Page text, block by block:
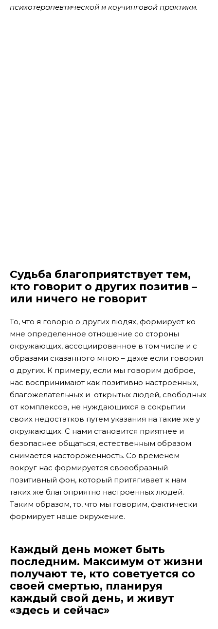
психотерапевтической и коучинговой практики.
Судьба благоприятствует тем,
кто говорит о других позитив –
или ничего не говорит
То, что я говорю о других людях, формирует ко
мне определенное отношение со стороны
окружающих, ассоциированное в том числе и с
образами сказанного мною – даже если говорил
о других. К примеру, если мы говорим доброе,
нас воспринимают как позитивно настроенных,
благожелательных и открытых людей, свободных
от комплексов, не нуждающихся в сокрытии
своих недостатков путем указания на такие же у
окружающих. С нами становится приятнее и
безопаснее общаться, естественным образом
снимается настороженность. Со временем
вокруг нас формируется своеобразный
позитивный фон, который притягивает к нам
таких же благоприятно настроенных людей.
Таким образом, то, что мы говорим, фактически
формирует наше окружение.
Каждый день может быть
последним. Максимум от жизни
получают те, кто советуется со
своей смертью, планируя
каждый свой день, и живут
«здесь и сейчас»